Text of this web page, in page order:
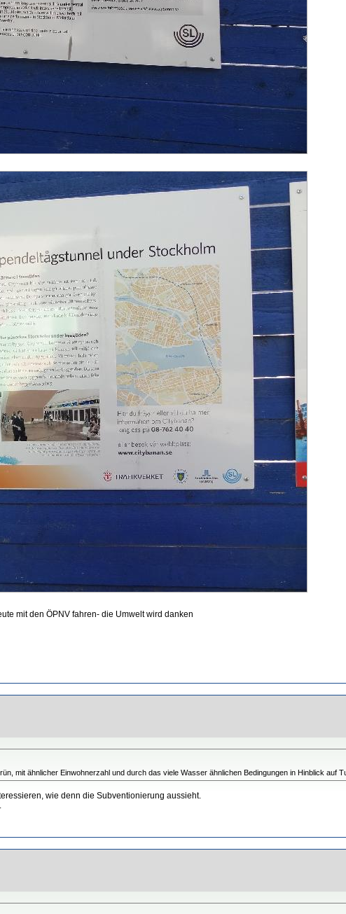
mit den ÖPNV fahren- die Umwelt wird danken
mit ähnlicher Einwohnerzahl und durch das viele Wasser ähnlichen Bedingungen in Hinblick auf
wie denn die Subventionierung aussieht.